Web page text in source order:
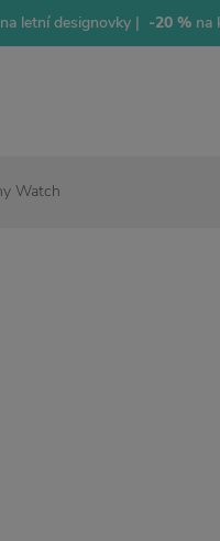
letní designovky | -20 %na
Watch